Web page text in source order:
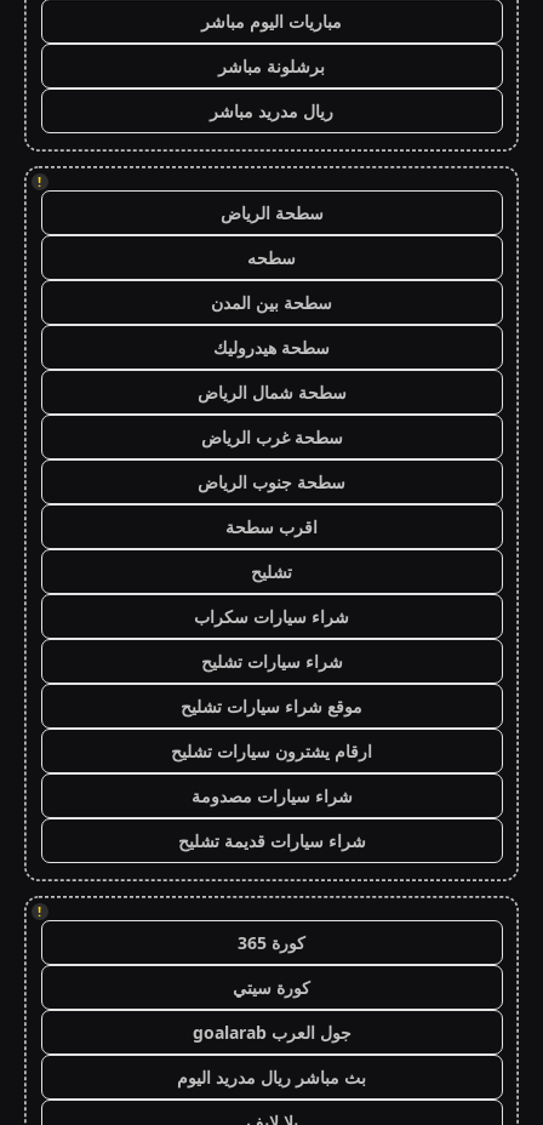
مباريات اليوم مباشر
برشلونة مباشر
ريال مدريد مباشر
!
سطحة الرياض
سطحه
سطحة بين المدن
سطحة هيدروليك
سطحة شمال الرياض
سطحة غرب الرياض
سطحة جنوب الرياض
اقرب سطحة
تشليح
شراء سيارات سكراب
شراء سيارات تشليح
موقع شراء سيارات تشليح
ارقام يشترون سيارات تشليح
شراء سيارات مصدومة
شراء سيارات قديمة تشليح
!
كورة 365
كورة سيتي
جول العرب goalarab
بث مباشر ريال مدريد اليوم